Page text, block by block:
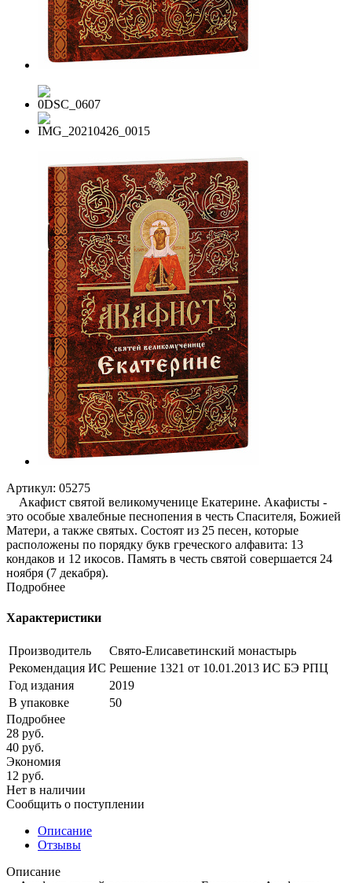
Артикул: 05275
Акафист святой великомученице Екатерине. Акафисты -
это особые хвалебные песнопения в честь Спасителя, Божией
Матери, а также святых. Состоят из 25 песен, которые
расположены по порядку букв греческого алфавита: 13
кондаков и 12 икосов. Память в честь святой совершается 24
ноября (7 декабря).
Подробнее
Характеристики
Производитель
Свято-Елисаветинский монастырь
Рекомендация ИС Решение 1321 от 10.01.2013 ИС БЭ РПЦ
Год издания
2019
В упаковке
50
Подробнее
28 руб.
40 руб.
Экономия
12 руб.
Нет в наличии
Сообщить о поступлении
Описание
Отзывы
Описание